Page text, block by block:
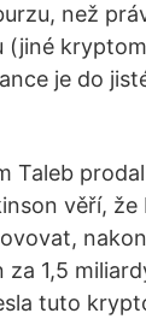
než
je do
Taleb
věří, že
1,5
tuto